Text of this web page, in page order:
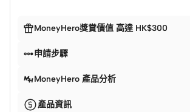
MoneyHero獎賞價值 高達 HK$300
申請步驟
MoneyHero 產品分析
產品資訊